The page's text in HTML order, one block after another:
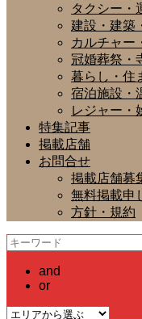
タクシー・
建設・建築
カルチャー
冠婚葬祭・
暮らし・住
宿泊施設・
レジャー・
特集記事
掲載店舗
お問合せ
掲載店舗募
無料掲載申
方針・規約
and
or